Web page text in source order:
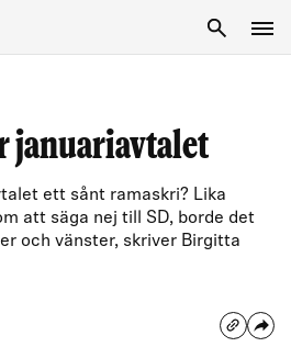
januariavtalet
ett sånt ramaskri? Lika
att säga nej till SD, borde det
och vänster, skriver Birgitta